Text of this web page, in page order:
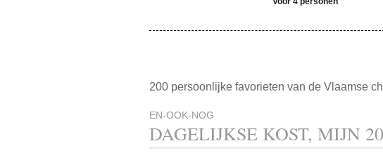
200 persoonlijke favorieten van de Vlaamse
EN-OOK-NOG
DAGELIJKSE KOST, MIJN